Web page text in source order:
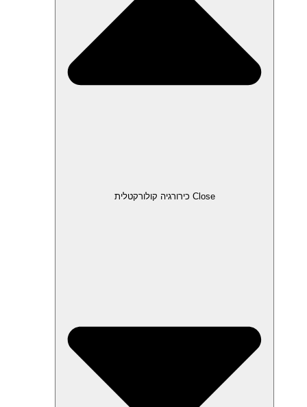
Close כירורגיה קולורקטלית